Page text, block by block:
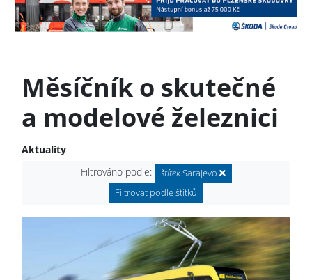
Měsíčník o skutečné
a modelové železnici
Aktuality
Filtrováno podle:
štítekSarajevo
Filtrovat podle štítků